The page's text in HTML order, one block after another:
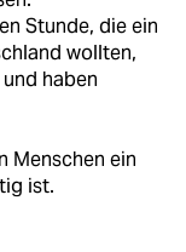
Stunde, die ein
wollten,
haben
Menschen ein
ist.